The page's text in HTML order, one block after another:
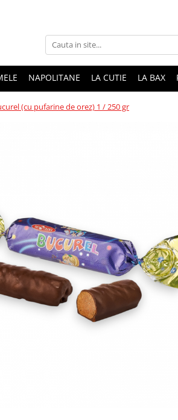
NAPOLITANE LA CUTIE LA BAX
(cu pufarine de orez) 1 / 250 gr